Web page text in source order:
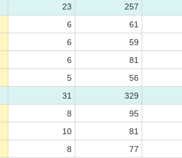
23 257
6 61
6 59
6 81
5 56
31 329
8 95
10 81
8 77